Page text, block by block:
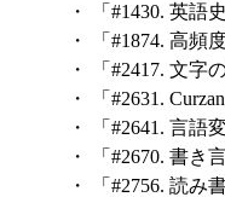
・ 「#1430. 英語
・ 「#1874. 高頻
・ 「#2417. 文字
・ 「#2631.
・ 「#2641. 言語
・ 「#2670. 書き
・ 「#2756. 読み